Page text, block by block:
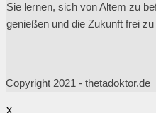
Sie lernen, sich von Altem zu
genießen und die Zukunft frei
Copyright 2021 - thetadoktor.de